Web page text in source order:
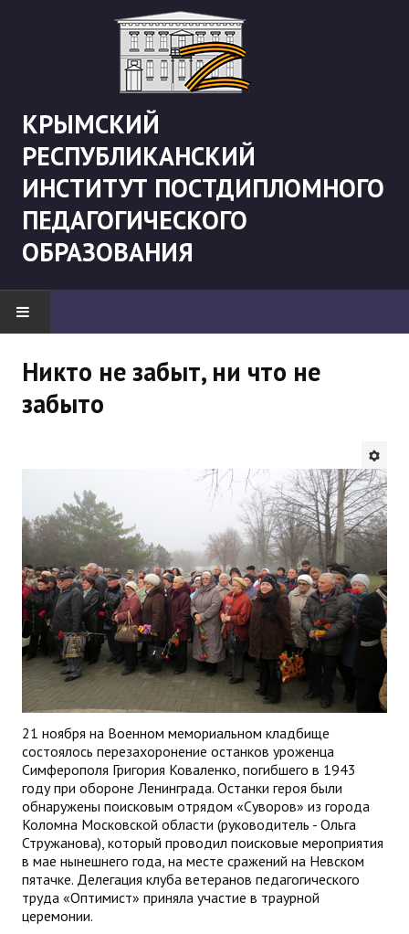
КРЫМСКИЙ
РЕСПУБЛИКАНСКИЙ
ИНСТИТУТ ПОСТДИПЛОМНОГО
ПЕДАГОГИЧЕСКОГО
ОБРАЗОВАНИЯ
"Боевая" русистика
ИНСТИТУТ
Противодействие коррупции
В ПОМОЩЬ УЧИТЕЛЮ
Организация УВП
ГИА
Карта ГИА РК
Советуем прочитать
Готовимся к новому учебному году 2026-2027
ДПО
Профессиональная переподготовка
Повышение квалификации
Никто не забыт, ни что не
забыто
21 ноября на Военном мемориальном кладбище
состоялось перезахоронение останков уроженца
Симферополя Григория Коваленко, погибшего в 1943
году при обороне Ленинграда. Останки героя были
обнаружены поисковым отрядом «Суворов» из города
Коломна Московской области (руководитель - Ольга
Стружанова), который проводил поисковые мероприятия
в мае нынешнего года, на месте сражений на Невском
пятачке. Делегация клуба ветеранов педагогического
труда «Оптимист» приняла участие в траурной
церемонии.